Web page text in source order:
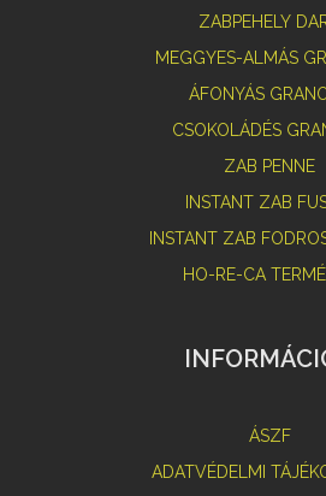
ZABPEHELY
MEGGYES-ALMÁS
ÁFONYÁS
CSOKOLÁDÉS
ZAB PENNE
INSTANT ZAB
INSTANT ZAB
HO-RE-CA
ÁSZF
ADATVÉDELMI